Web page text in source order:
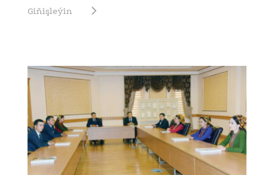
Giňişleýin